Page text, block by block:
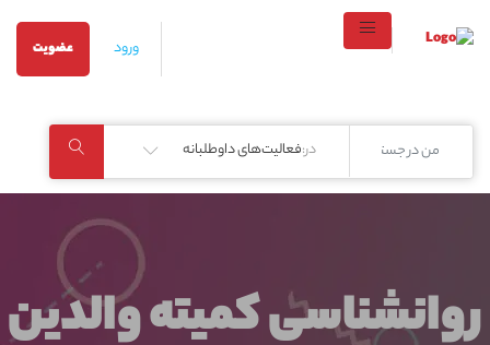
ورود عضویت
در:فعالیت‌های داوطلبانه
روانشناسی کمیته والدین